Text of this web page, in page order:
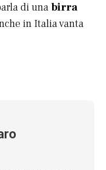
di una birra
in Italia vanta